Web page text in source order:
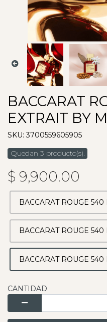
BACCARAT
EXTRAIT BY
SKU: 3700559605905
Quedan 3 producto(s).
$ 9,900.00
BACCARAT ROUGE
BACCARAT ROUGE
BACCARAT ROUGE
CANTIDAD